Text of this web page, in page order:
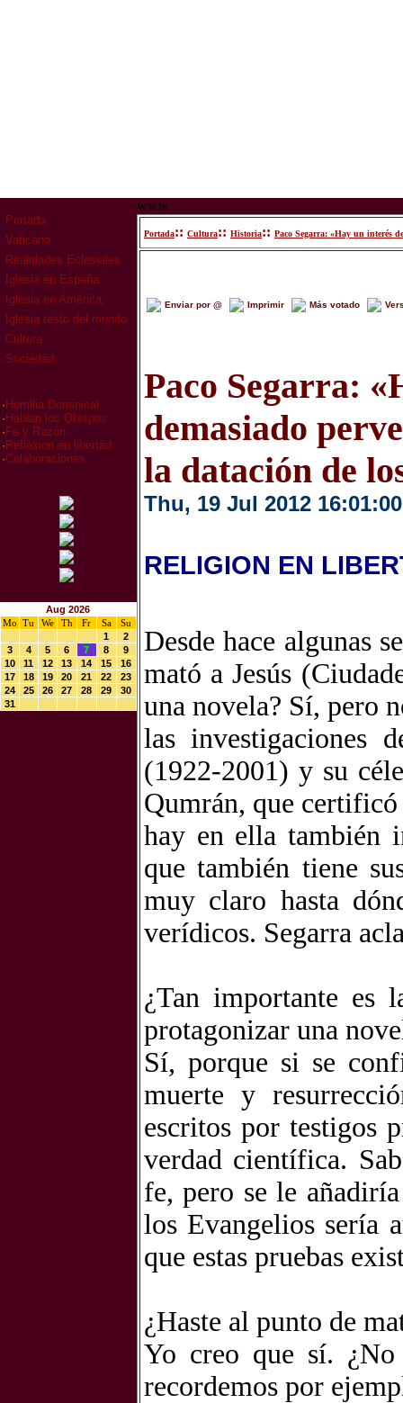
Portada
Vaticano
Realidades Eclesiales
Iglesia en España
Iglesia en América
Iglesia resto del mundo
Cultura
Sociedad
· Homilia Dominical
· Hablan los Obispos
· Fe y Razón
· Reflexion en libertad
·Colaboraciones
Aug 2026
Mo
Tu We Th Fr Sa
Su
1
2
3
4 5 6 7 8
9
10
11 12 13 14 15
16
17
18 19 20 21 22
23
24
25 26 27 28 29
30
31
www
Portada:: Cultura:: Historia:: Paco Segarra: «Hay un interés
Enviar por @ Imprimir Más votado
Paco Segarra:
demasiado
la datación de
Thu, 19 Jul 2012 16:01:00
RELIGION EN
Desde hace algunas
mató a Jesús
una novela? Sí, pero
las investigaciones
(1922-2001) y su
Qumrán, que
hay en ella también
que también tiene
muy claro hasta
verídicos. Segarra
¿Tan importante es
protagonizar una
Sí, porque si se
muerte y
escritos por testigos
verdad científica.
fe, pero se le
los Evangelios sería
que estas pruebas
¿Haste al punto de
Yo creo que sí. ¿No
recordemos por